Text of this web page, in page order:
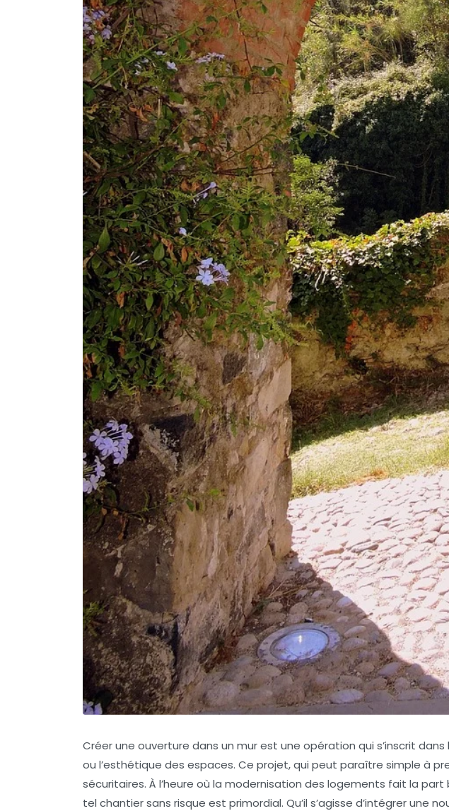
Créer une ouverture dans un mur est une opération qui s’inscrit
ou l’esthétique des espaces. Ce projet, qui peut paraître simple à
sécuritaires. À l’heure où la modernisation des logements fait la
tel chantier sans risque est primordial. Qu’il s’agisse d’intégrer une